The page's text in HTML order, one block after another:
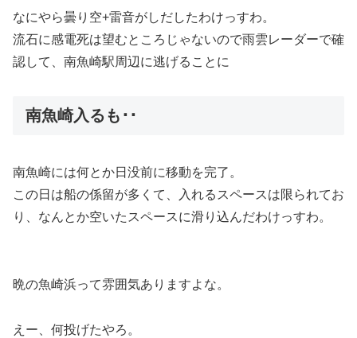
なにやら曇り空+雷音がしだしたわけっすわ。
流石に感電死は望むところじゃないので雨雲レーダーで確
認して、南魚崎駅周辺に逃げることに
南魚崎入るも･･
南魚崎には何とか日没前に移動を完了。
この日は船の係留が多くて、入れるスペースは限られてお
り、なんとか空いたスペースに滑り込んだわけっすわ。
晩の魚崎浜って雰囲気ありますよな。
えー、何投げたやろ。